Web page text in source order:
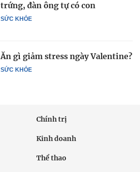
SỨC KHỎE
trứng, đàn ông tự có con
SỨC KHỎE
Ăn gì giảm stress ngày Valentine?
Chính trị
Kinh doanh
Thể thao